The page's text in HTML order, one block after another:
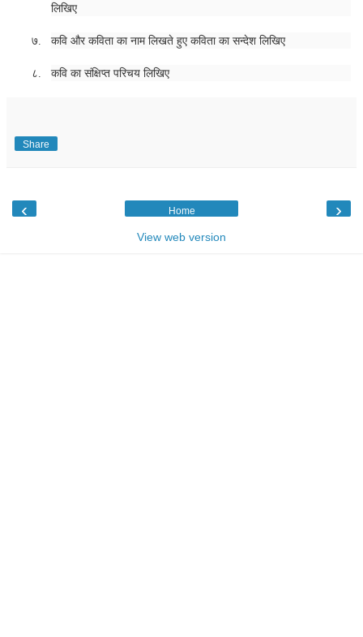
लिखिए
७. कवि और कविता का नाम लिखते हुए कविता का सन्देश लिखिए
८. कवि का संक्षिप्त परिचय लिखिए
Share
‹ ›
Home
View web version